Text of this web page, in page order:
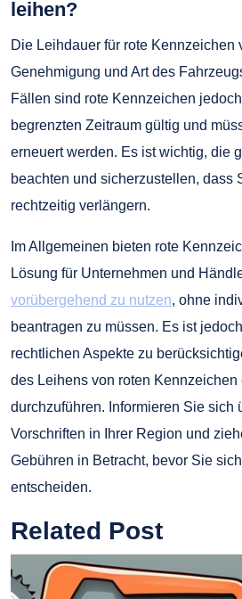
leihen?
Die Leihdauer für rote Kennzeichen
Genehmigung und Art des
Fällen sind rote Kennzeichen
begrenzten Zeitraum gültig und
erneuert werden. Es ist wichtig, die
beachten und sicherzustellen, dass
rechtzeitig verlängern.
Im Allgemeinen bieten rote
Lösung für Unternehmen und
vorübergehend zu nutzen, ohne
beantragen zu müssen. Es ist
rechtlichen Aspekte zu
des Leihens von roten
durchzuführen. Informieren Sie sich
Vorschriften in Ihrer Region und
Gebühren in Betracht, bevor Sie
entscheiden.
Related Post